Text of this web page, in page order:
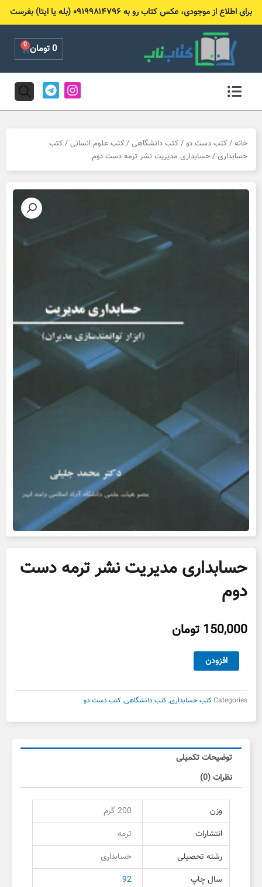
برای اطلاع از موجودی، عکس کتاب رو به ۰۹۱۹۹۸۱۴۷۹۶ (بله یا ایتا) بفرست
0تومان 0
Cart
I
n
s
g
a
T
e
l
r
m
خانه / کتب دست دو / کتب دانشگاهی / کتب علوم انسانی / کتب
حسابداری / حسابداری مدیریت نشر ترمه دست دوم
حسابداری مدیریت نشر ترمه دست
دوم
150,000 تومان
حسابداری
مدیریت
ترمه
دست
دوم
افزودن
Categoriesکتب حسابداری,کتب دانشگاهی,کتب دست دو
توضیحات تکمیلی
نظرات (0)
وزن
200 گرم
انتشارات
ترمه
رشته تحصیلی
حسابداری
سال چاپ
92